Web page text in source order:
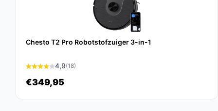
Hoe lang gaat dit product mee?
Met goed onderhoud en regelmatig gebruik kan
afhankelijk van de gebruiksomstandigheden.
automatische aanpassingen voor verschillende
Chesto T2 Pro Robotstofzuiger 3-in-1
4,9(18)
€349,95